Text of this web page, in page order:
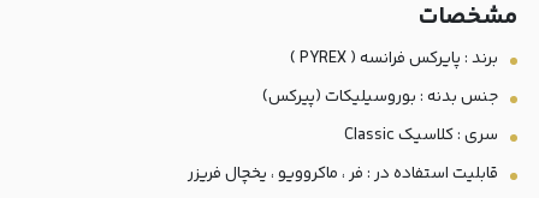
مشخصات
برند :‌ پايركس فرانسه ( PYREX )
جنس بدنه : بوروسیلیکات (پیرکس)
سری : کلاسیک Classic
قابلیت استفاده در : فر ، ماکروویو ، یخچال فریزر